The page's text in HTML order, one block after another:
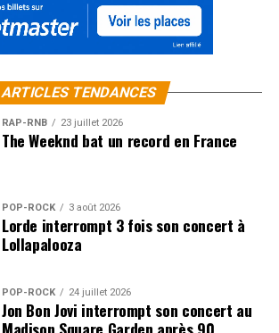
ARTICLES TENDANCES
RAP-RNB 23 juillet 2026
The Weeknd bat un record en France
POP-ROCK 3 août 2026
Lorde interrompt 3 fois son concert à
Lollapalooza
POP-ROCK 24 juillet 2026
Jon Bon Jovi interrompt son concert au